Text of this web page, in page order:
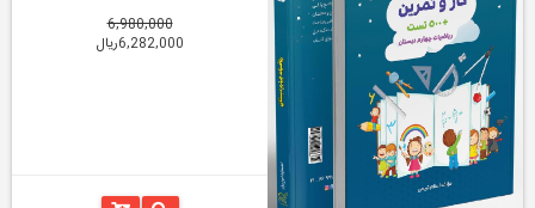
6,980,000
6,282,000ریال